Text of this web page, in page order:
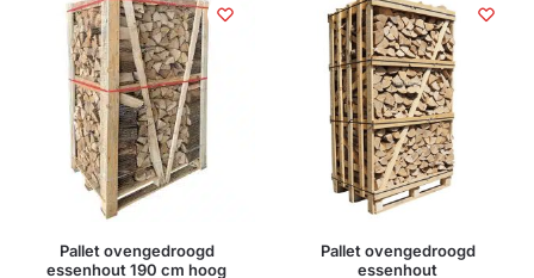
Pallet ovengedroogd
essenhout 190 cm hoog
Pallet ovengedroogd
essenhout